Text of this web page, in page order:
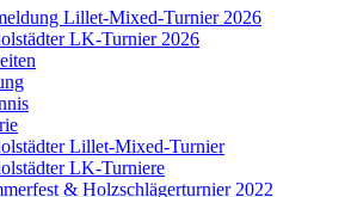
Lillet-Mixed-Turnier 2026
LK-Turnier 2026
Lillet-Mixed-Turnier
LK-Turniere
& Holzschlägerturnier 2022